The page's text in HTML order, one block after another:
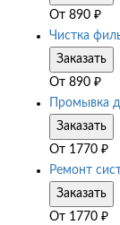
От 890 ₽
Чистка
Заказать
От 890 ₽
Промывка
Заказать
От 1770 ₽
Ремонт
Заказать
От 1770 ₽